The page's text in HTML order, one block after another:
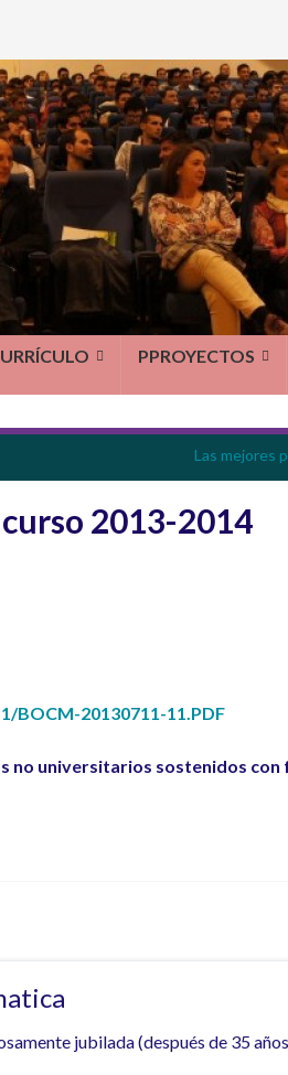
PPROYECTOS
Las mejores
2013-2014
BOCM-20130711-11.PDF
no universitarios sostenidos
jubilada (después de 35